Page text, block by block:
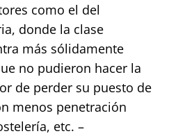
como el del
donde la clase
más sólidamente
no pudieron hacer la
de perder su puesto de
menos penetración
etc. –